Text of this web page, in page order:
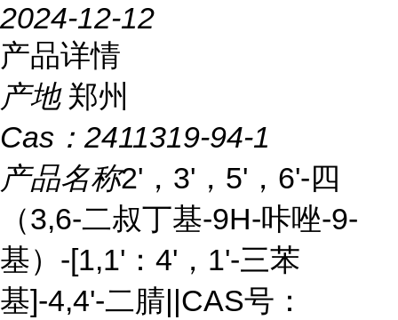
2024-12-12
产品详情
产地 郑州
Cas： 2411319-94-1
产品名称2'，3'，5'，6'-四
（3,6-二叔丁基-9H-咔唑-9-
基）-[1,1'：4'，1'-三苯
基]-4,4'-二腈||CAS号：